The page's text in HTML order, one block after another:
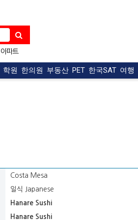
아파트
학원 한의원 부동산 PET 한국SAT 여행
Costa Mesa
일식 Japanese
Hanare Sushi
Hanare Sushi